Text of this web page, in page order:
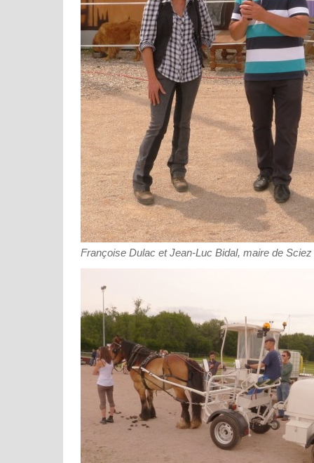
Françoise Dulac et Jean-Luc Bidal, maire de